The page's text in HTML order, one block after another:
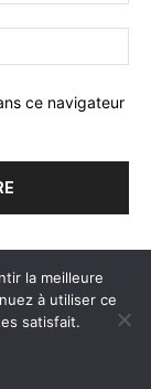
ce navigateur
Contact
la meilleure
à utiliser ce
satisfait.